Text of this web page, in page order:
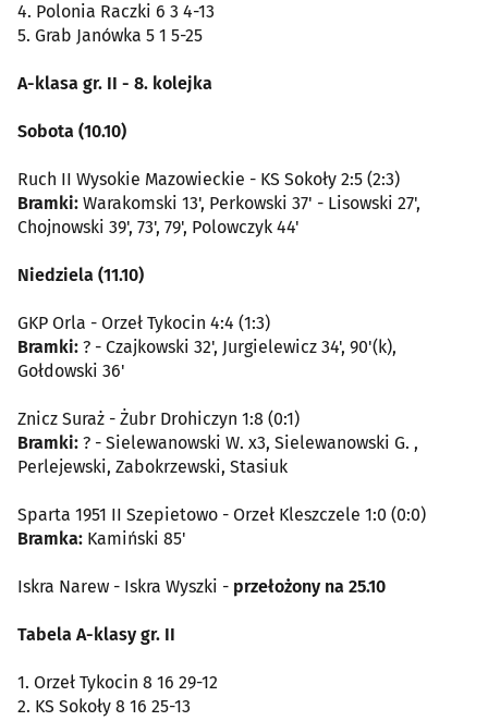
4. Polonia Raczki 6 3 4-13
5. Grab Janówka 5 1 5-25
A-klasa gr. II - 8. kolejka
Sobota (10.10)
Ruch II Wysokie Mazowieckie - KS Sokoły 2:5 (2:3)
Bramki: Warakomski 13', Perkowski 37' - Lisowski 27',
Chojnowski 39', 73', 79', Polowczyk 44'
Niedziela (11.10)
GKP Orla - Orzeł Tykocin 4:4 (1:3)
Bramki: ? - Czajkowski 32', Jurgielewicz 34', 90'(k),
Gołdowski 36'
Znicz Suraż - Żubr Drohiczyn 1:8 (0:1)
Bramki: ? - Sielewanowski W. x3, Sielewanowski G. ,
Perlejewski, Zabokrzewski, Stasiuk
Sparta 1951 II Szepietowo - Orzeł Kleszczele 1:0 (0:0)
Bramka: Kamiński 85'
Iskra Narew - Iskra Wyszki - przełożony na 25.10
Tabela A-klasy gr. II
1. Orzeł Tykocin 8 16 29-12
2. KS Sokoły 8 16 25-13